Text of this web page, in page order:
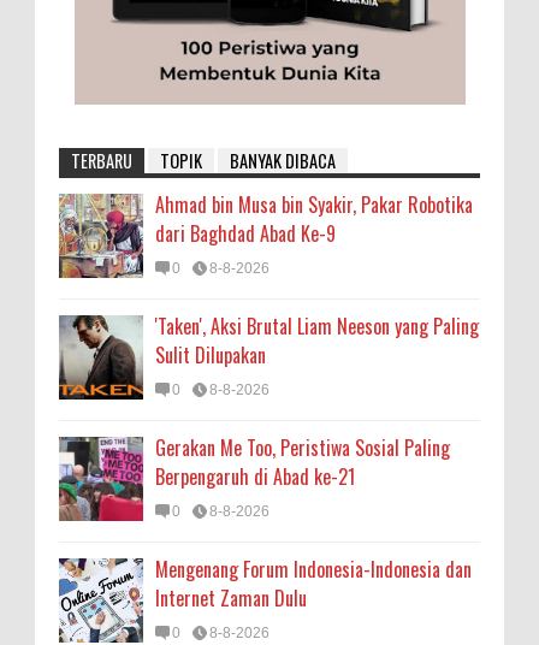
TERBARU TOPIK BANYAK DIBACA
Ahmad bin Musa bin Syakir, Pakar Robotika
dari Baghdad Abad Ke-9
0 8-8-2026
'Taken', Aksi Brutal Liam Neeson yang Paling
Sulit Dilupakan
0 8-8-2026
Gerakan Me Too, Peristiwa Sosial Paling
Berpengaruh di Abad ke-21
0 8-8-2026
Mengenang Forum Indonesia-Indonesia dan
Internet Zaman Dulu
0 8-8-2026